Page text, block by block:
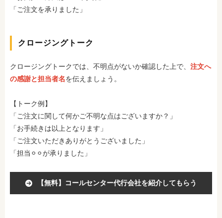
「ご注文を承りました」
クロージングトーク
クロージングトークでは、不明点がないか確認した上で、 注文へ
の感謝と担当者名を伝えましょう。
【トーク例】
「ご注文に関して何かご不明な点はございますか？」
「お手続きは以上となります」
「ご注文いただきありがとうございました」
「担当⚪︎⚪︎が承りました」
【無料】コールセンター代行会社を紹介してもらう